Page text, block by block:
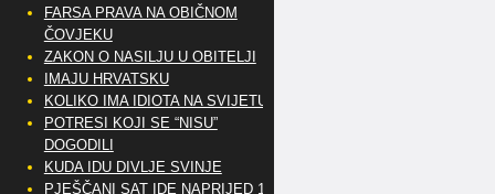
FARSA PRAVA NA OBIČNOM
ČOVJEKU
ZAKON O NASILJU U OBITELJI
IMAJU HRVATSKU
KOLIKO IMA IDIOTA NA SVIJETU?
POTRESI KOJI SE “NISU”
DOGODILI
KUDA IDU DIVLJE SVINJE
PJEŠČANI SAT IDE NAPRIJED 10